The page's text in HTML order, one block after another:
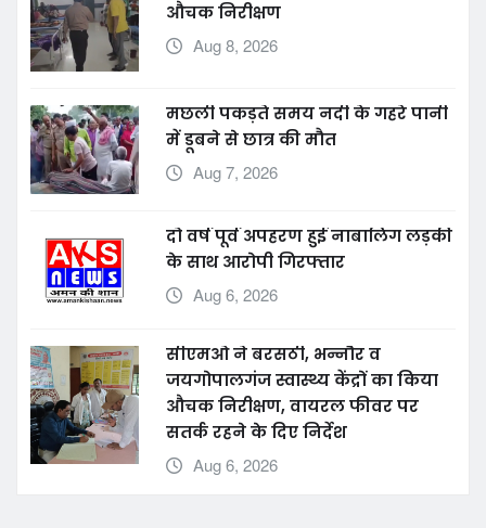
सीएमओ ने सीएचसी शाहगंज का किया
औचक निरीक्षण
मछली पकड़ते समय नदी के गहरे पानी
में डूबने से छात्र की मौत
दो वर्ष पूर्व अपहरण हुई नाबालिग लड़की
के साथ आरोपी गिरफ्तार
सीएमओ ने बरसठी, भन्नौर व
जयगोपालगंज स्वास्थ्य केंद्रों का किया
औचक निरीक्षण, वायरल फीवर पर
सतर्क रहने के दिए निर्देश